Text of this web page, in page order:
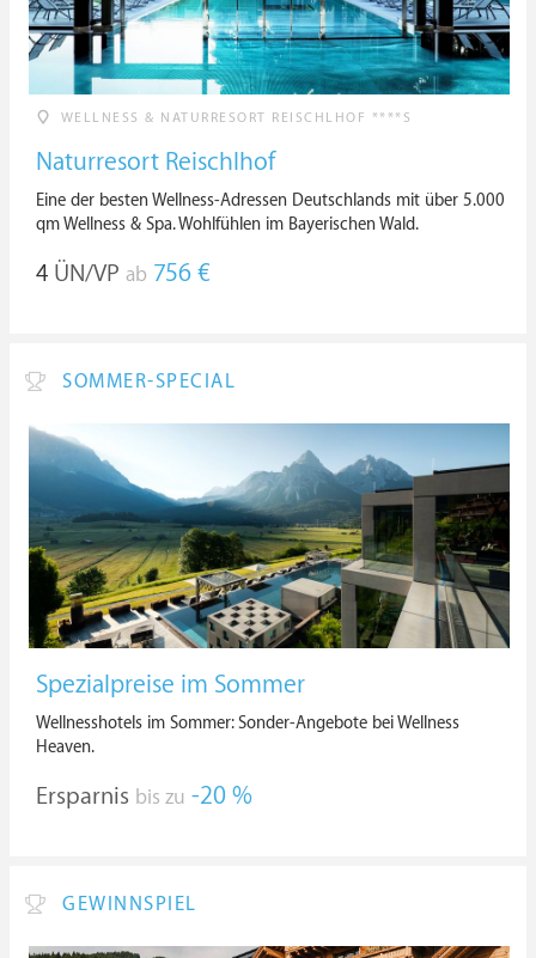
WELLNESS & NATURRESORT REISCHLHOF ****S
Naturresort Reischlhof
Eine der besten Wellness-Adressen Deutschlands mit über 5.000
qm Wellness & Spa. Wohlfühlen im Bayerischen Wald.
4 ÜN/VP ab 756 €
SOMMER-SPECIAL
Spezialpreise im Sommer
Wellnesshotels im Sommer: Sonder-Angebote bei Wellness
Heaven.
Ersparnis bis zu -20 %
GEWINNSPIEL